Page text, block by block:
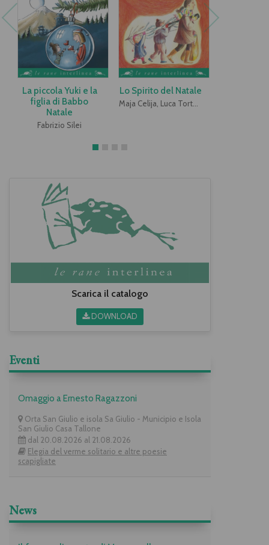
La piccola Yuki e la
figlia di Babbo
Natale
Fabrizio Silei
Lo Spirito del Natale
Scarica il catalogo
DOWNLOAD
Eventi
Omaggio a Ernesto Ragazzoni
Orta San Giulio e isola Sa Giulio - Municipio e Isola
San Giulio Casa Tallone
dal 20.08.2026 al 21.08.2026
Elegia del verme solitario e altre poesie
scapigliate
News